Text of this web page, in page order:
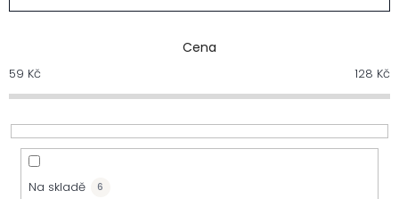
a
e
n
Cena
59 Kč 128 Kč
Na skladě 6